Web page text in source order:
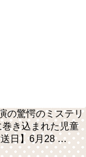
の驚愕のミステリ
き込まれた児童
送日】6月28 …